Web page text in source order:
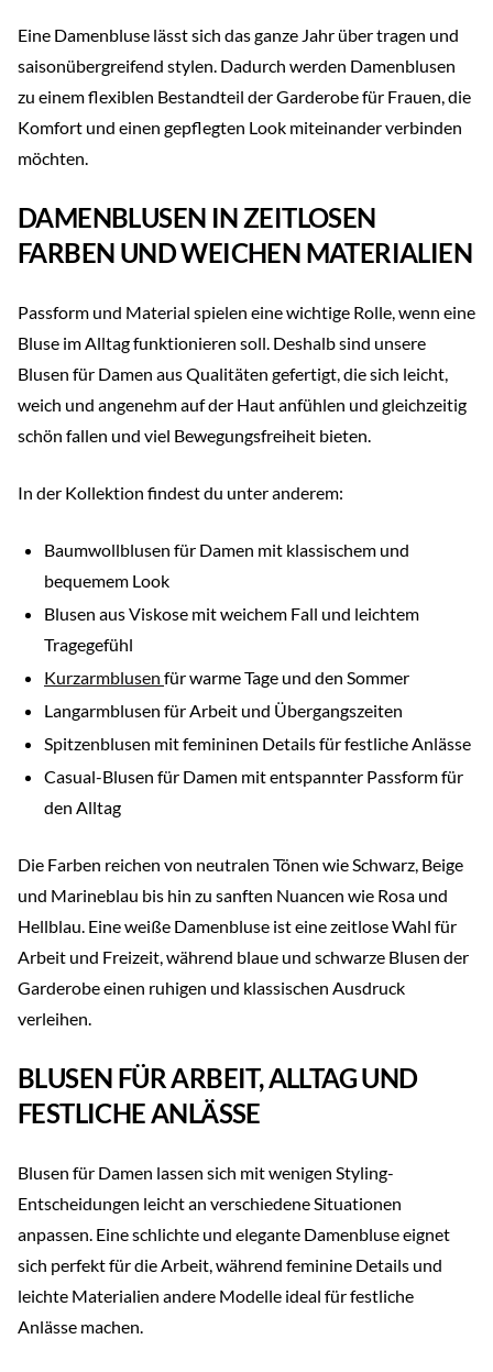
Eine Damenbluse lässt sich das ganze Jahr über tragen und
saisonübergreifend stylen. Dadurch werden Damenblusen
zu einem flexiblen Bestandteil der Garderobe für Frauen, die
Komfort und einen gepflegten Look miteinander verbinden
möchten.
DAMENBLUSEN IN ZEITLOSEN
FARBEN UND WEICHEN MATERIALIEN
Passform und Material spielen eine wichtige Rolle, wenn eine
Bluse im Alltag funktionieren soll. Deshalb sind unsere
Blusen für Damen aus Qualitäten gefertigt, die sich leicht,
weich und angenehm auf der Haut anfühlen und gleichzeitig
schön fallen und viel Bewegungsfreiheit bieten.
In der Kollektion findest du unter anderem:
Baumwollblusen für Damen mit klassischem und
bequemem Look
Blusen aus Viskose mit weichem Fall und leichtem
Tragegefühl
Kurzarmblusen für warme Tage und den Sommer
Langarmblusen für Arbeit und Übergangszeiten
Spitzenblusen mit femininen Details für festliche Anlässe
Casual-Blusen für Damen mit entspannter Passform für
den Alltag
Die Farben reichen von neutralen Tönen wie Schwarz, Beige
und Marineblau bis hin zu sanften Nuancen wie Rosa und
Hellblau. Eine weiße Damenbluse ist eine zeitlose Wahl für
Arbeit und Freizeit, während blaue und schwarze Blusen der
Garderobe einen ruhigen und klassischen Ausdruck
verleihen.
BLUSEN FÜR ARBEIT, ALLTAG UND
FESTLICHE ANLÄSSE
Blusen für Damen lassen sich mit wenigen Styling-
Entscheidungen leicht an verschiedene Situationen
anpassen. Eine schlichte und elegante Damenbluse eignet
sich perfekt für die Arbeit, während feminine Details und
leichte Materialien andere Modelle ideal für festliche
Anlässe machen.